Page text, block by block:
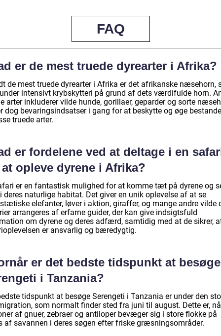
FAQ
er de mest truede dyrearter i Afrika?
de mest truede dyrearter i Afrika er det afrikanske næsehorn,
intensivt krybskytteri på grund af dets værdifulde horn.
arter inkluderer vilde hunde, gorillaer, geparder og sorte
dog bevaringsindsatser i gang for at beskytte og øge
truede arter.
er fordelene ved at deltage i en
opleve dyrene i Afrika?
er en fantastisk mulighed for at komme tæt på dyrene og
deres naturlige habitat. Det giver en unik oplevelse af at se
elefanter, løver i aktion, giraffer, og mange andre vilde
arrangeres af erfarne guider, der kan give indsigtsfuld
om dyrene og deres adfærd, samtidig med at de sikrer,
er ansvarlig og bæredygtig.
er det bedste tidspunkt at besøge
i Tanzania?
tidspunkt at besøge Serengeti i Tanzania er under den
som normalt finder sted fra juni til august. Dette er,
af gnuer, zebraer og antiloper bevæger sig i store flokke på
af savannen i deres søgen efter friske græsningsområder.